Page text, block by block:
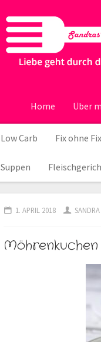
Home Über
Low Carb Fix ohne Fix
Suppen
1. APRIL 2018 SANDRA